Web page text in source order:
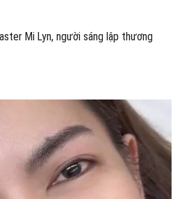
Mi Lyn, người sáng lập thương